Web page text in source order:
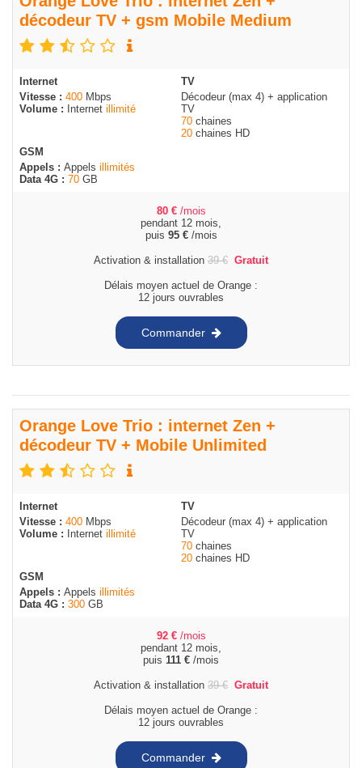
décodeur TV + gsm Mobile Medium
Internet
Vitesse : 400 Mbps
Volume :
Internet illimité
TV
Décodeur (max 4) + application
TV
70 chaines
20 chaines HD
GSM
Appels : Appels illimités
Data 4G : 70 GB
80 € /mois
pendant 12 mois,
puis 95 €/mois
Activation & installation 39€ Gratuit
Délais moyen actuel de Orange :
12 jours ouvrables
Commander
Orange Love Trio : internet Zen +
décodeur TV + Mobile Unlimited
Internet
Vitesse : 400 Mbps
Volume :
Internet illimité
TV
Décodeur (max 4) + application
TV
70 chaines
20 chaines HD
GSM
Appels : Appels illimités
Data 4G : 300 GB
92 € /mois
pendant 12 mois,
puis 111 € /mois
Activation & installation 39€ Gratuit
Délais moyen actuel de Orange :
12 jours ouvrables
Commander